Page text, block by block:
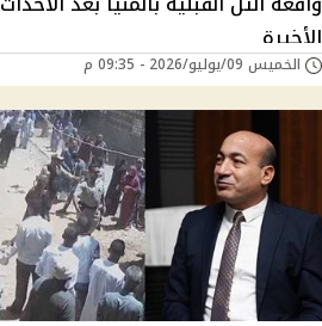
الأخيرة
الخميس 09/يوليو/2026 - 09:35 م